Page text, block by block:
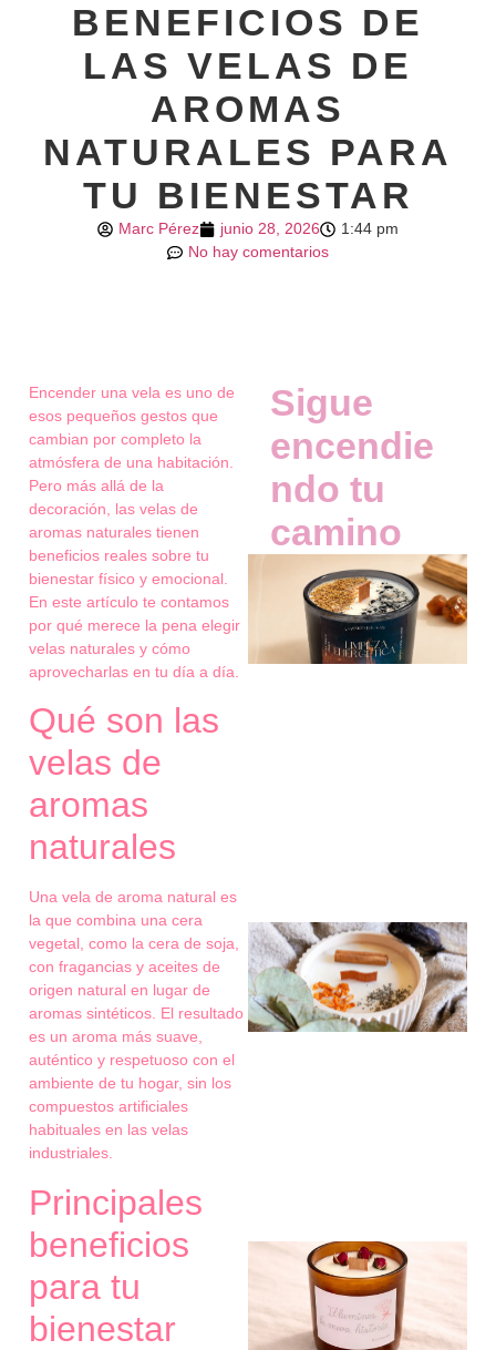
BENEFICIOS DE
LAS VELAS DE
AROMAS
NATURALES PARA
TU BIENESTAR
Marc Pérez junio 28, 2026
1:44 pm
No hay comentarios
Encender una vela es uno de
esos pequeños gestos que
cambian por completo la
atmósfera de una habitación.
Pero más allá de la
decoración, las velas de
aromas naturales tienen
beneficios reales sobre tu
bienestar físico y emocional.
En este artículo te contamos
por qué merece la pena elegir
velas naturales y cómo
aprovecharlas en tu día a día.
Qué son las
velas de
aromas
naturales
Una vela de aroma natural es
la que combina una cera
vegetal, como la cera de soja,
con fragancias y aceites de
origen natural en lugar de
aromas sintéticos. El resultado
es un aroma más suave,
auténtico y respetuoso con el
ambiente de tu hogar, sin los
compuestos artificiales
habituales en las velas
industriales.
Principales
beneficios
para tu
bienestar
Sigue
encendie
ndo tu
camino